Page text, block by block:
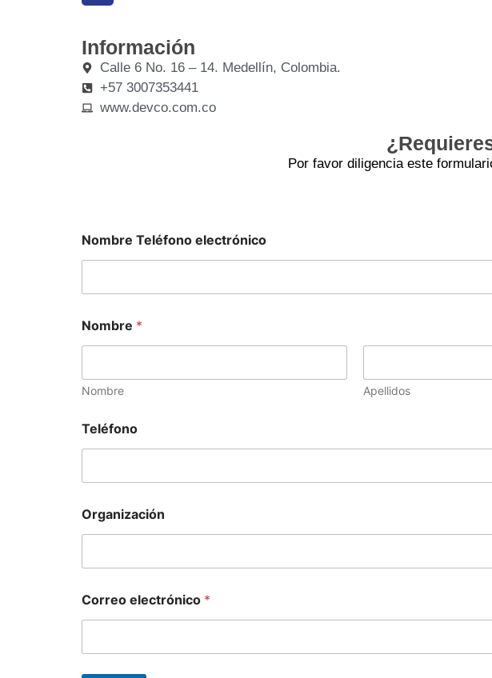
Información
Calle 6 No. 16 – 14. Medellín, Colombia.
+57 3007353441
www.devco.com.co
Por favor diligencia este
Nombre Teléfono electrónico
Nombre *
Nombre Apellidos
Teléfono
Organización
Correo electrónico *